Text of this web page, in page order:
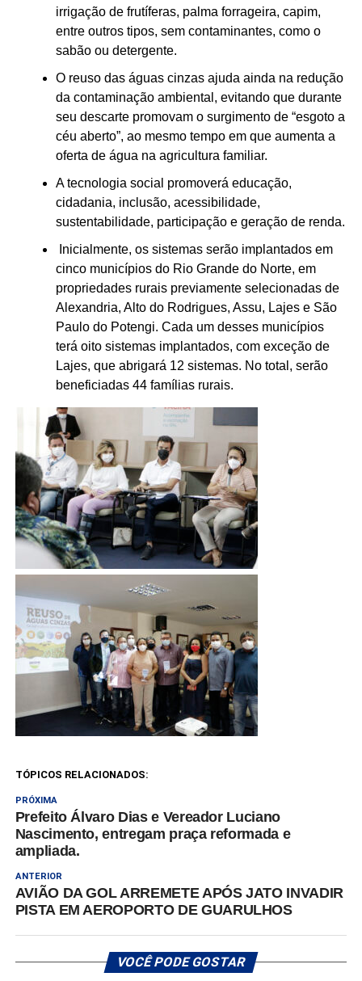
irrigação de frutíferas, palma forrageira, capim,
entre outros tipos, sem contaminantes, como o
sabão ou detergente.
O reuso das águas cinzas ajuda ainda na redução
da contaminação ambiental, evitando que durante
seu descarte promovam o surgimento de “esgoto a
céu aberto”, ao mesmo tempo em que aumenta a
oferta de água na agricultura familiar.
A tecnologia social promoverá educação,
cidadania, inclusão, acessibilidade,
sustentabilidade, participação e geração de renda.
Inicialmente, os sistemas serão implantados em
cinco municípios do Rio Grande do Norte, em
propriedades rurais previamente selecionadas de
Alexandria, Alto do Rodrigues, Assu, Lajes e São
Paulo do Potengi. Cada um desses municípios
terá oito sistemas implantados, com exceção de
Lajes, que abrigará 12 sistemas. No total, serão
beneficiadas 44 famílias rurais.
TÓPICOS RELACIONADOS:
PRÓXIMA
Prefeito Álvaro Dias e Vereador Luciano
Nascimento, entregam praça reformada e
ampliada.
ANTERIOR
AVIÃO DA GOL ARREMETE APÓS JATO INVADIR
PISTA EM AEROPORTO DE GUARULHOS
VOCÊ PODE GOSTAR